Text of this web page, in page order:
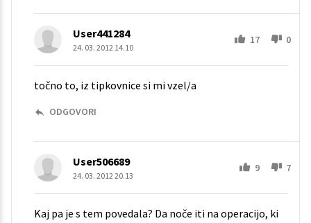
User441284
24. 03. 2012 14.10
17 0
točno to, iz tipkovnice si mi vzel/a
ODGOVORI
User506689
24. 03. 2012 20.13
9 7
Kaj pa je s tem povedala? Da noče iti na operacijo, ki